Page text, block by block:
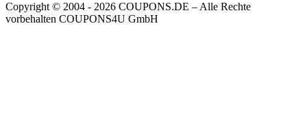
Copyright © 2004 ‐ 2026 COUPONS.DE – Alle Rechte
vorbehalten COUPONS4U GmbH